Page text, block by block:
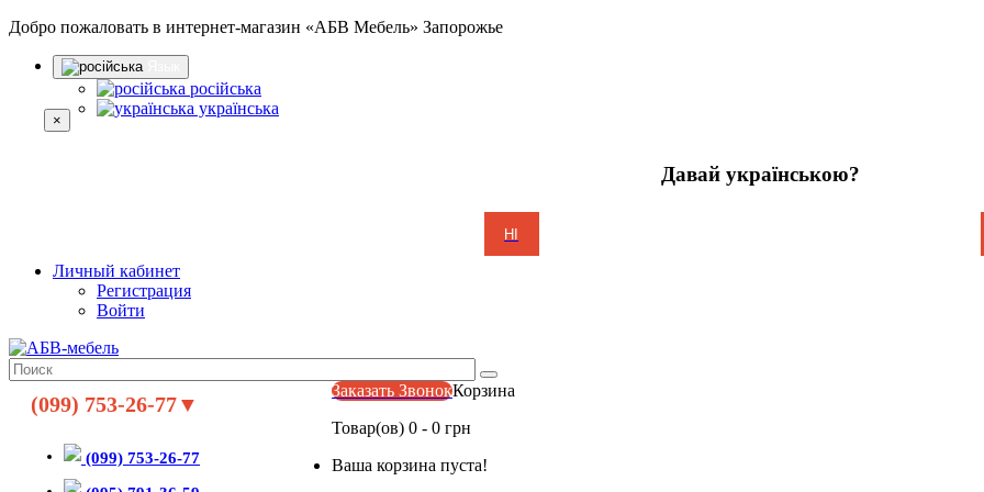
Добро пожаловать в интернет-магазин «АБВ Мебель» Запорожье
російська
українська
×
Давай українською?
НІ
Личный кабинет
Регистрация
Войти
(099) 753-26-77▼
(099) 753-26-77
Заказать ЗвонокКорзина
Товар(ов) 0 - 0 грн
Ваша корзина пуста!